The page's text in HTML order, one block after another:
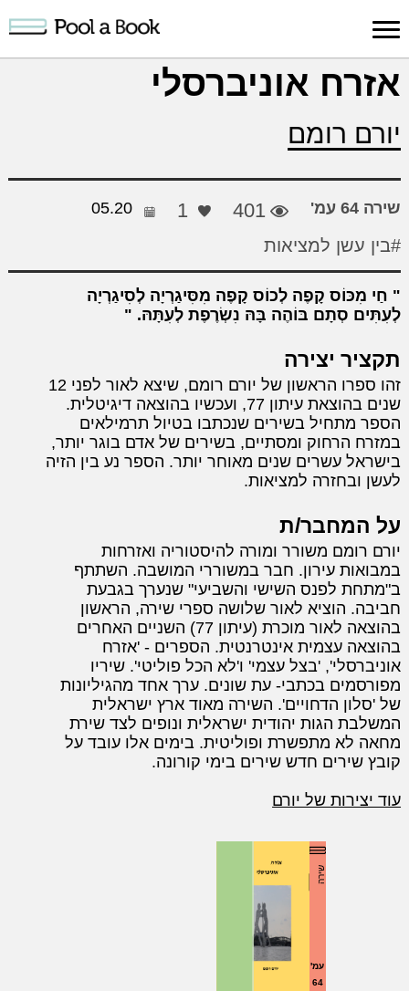
כניסה למערכת
יצירה
יצירה
אזרח אוניברסלי
יורם רומם
שירה 64 עמ' 401
1
05.20
#בין עשן למציאות
חַי מִכּוֹס קָפֶה לְכוֹס קָפֶה מִסִּיגַרְיָה לְסִיגַרְיָה
לְעִתִּים סְתָם בּוֹהֶה בָּהּ נִשְׂרֶפֶת לְעִתָּהּ.
תקציר יצירה
זהו ספרו הראשון של יורם רומם, שיצא לאור לפני 12
שנים בהוצאת עיתון 77, ועכשיו בהוצאה דיגיטלית.
הספר מתחיל בשירים שנכתבו בטיול תרמילאים
במזרח הרחוק ומסתיים, בשירים של אדם בוגר יותר,
בישראל עשרים שנים מאוחר יותר. הספר נע בין הזיה
לעשן ובחזרה למציאות.
על המחבר/ת
יורם רומם משורר ומורה להיסטוריה ואזרחות
במבואות עירון. חבר במשוררי המושבה. השתתף
ב"מתחת לפנס השישי והשביעי" שנערך בגבעת
חביבה. הוציא לאור שלושה ספרי שירה, הראשון
בהוצאה לאור מוכרת (עיתון 77) השניים האחרים
בהוצאה עצמית אינטרנטית. הספרים - 'אזרח
אוניברסלי', 'בצל עצמי' ו'לא הכל פוליטי'. שיריו
מפורסמים בכתבי- עת שונים. ערך אחד מהגיליונות
של 'סלון הדחויים'. השירה מאוד ארץ ישראלית
המשלבת הגות יהודית ישראלית ונופים לצד שירת
מחאה לא מתפשרת ופוליטית. בימים אלו עובד על
קובץ שירים חדש שירים בימי קורונה.
עוד יצירות של יורם
שירה
עמ'
64